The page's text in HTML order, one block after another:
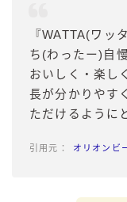
『WATTA(ワッ
ち(わったー)自
おいしく・楽し
長が分かりやす
ただけるように
オリオンビ